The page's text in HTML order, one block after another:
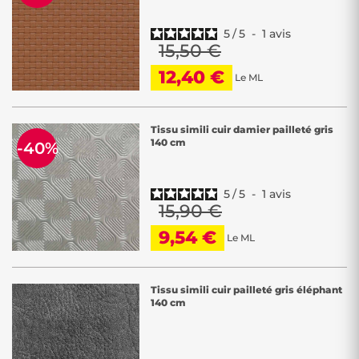
5/5 - 1 avis
15,50 €
12,40 €
Le ML
Tissu simili cuir damier pailleté gris
140 cm
5/5 - 1 avis
15,90 €
9,54 €
Le ML
-40%
Tissu simili cuir pailleté gris éléphant
140 cm